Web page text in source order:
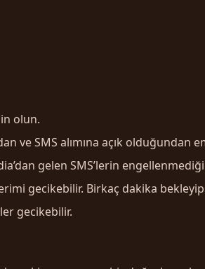
olun.
ve SMS alımına açık olduğundan
gelen SMS’lerin
gecikebilir. Birkaç dakika
gecikebilir.